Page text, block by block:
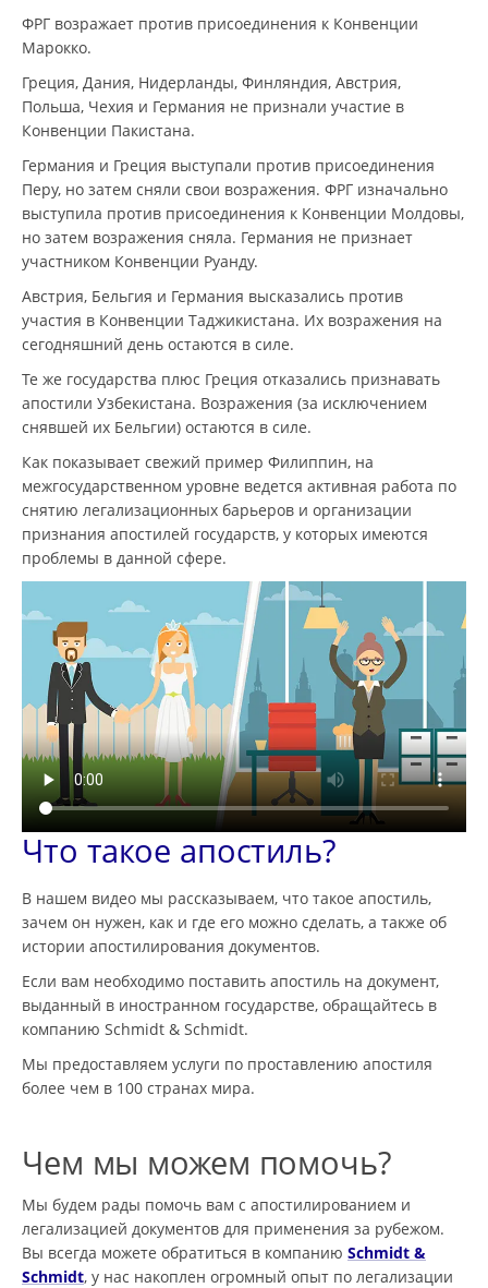
ФРГ возражает против присоединения к Конвенции
Марокко.
Греция, Дания, Нидерланды, Финляндия, Австрия,
Польша, Чехия и Германия не признали участие в
Конвенции Пакистана.
Германия и Греция выступали против присоединения
Перу, но затем сняли свои возражения. ФРГ изначально
выступила против присоединения к Конвенции Молдовы,
но затем возражения сняла. Германия не признает
участником Конвенции Руанду.
Австрия, Бельгия и Германия высказались против
участия в Конвенции Таджикистана. Их возражения на
сегодняшний день остаются в силе.
Те же государства плюс Греция отказались признавать
апостили Узбекистана. Возражения (за исключением
снявшей их Бельгии) остаются в силе.
Как показывает свежий пример Филиппин, на
межгосударственном уровне ведется активная работа по
снятию легализационных барьеров и организации
признания апостилей государств, у которых имеются
проблемы в данной сфере.
Что такое апостиль?
В нашем видео мы рассказываем, что такое апостиль,
зачем он нужен, как и где его можно сделать, а также об
истории апостилирования документов.
Если вам необходимо поставить апостиль на документ,
выданный в иностранном государстве, обращайтесь в
компанию Schmidt & Schmidt.
Мы предоставляем услуги по проставлению апостиля
более чем в 100 странах мира.
Чем мы можем помочь?
Мы будем рады помочь вам с апостилированием и
легализацией документов для применения за рубежом.
Вы всегда можете обратиться в компанию Schmidt &
Schmidt, у нас накоплен огромный опыт по легализации